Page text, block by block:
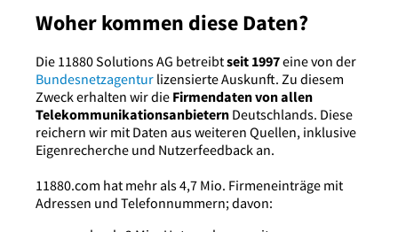
Woher kommen diese Daten?
Die 11880 Solutions AG betreibtseit 1997eine von der
Bundesnetzagentur lizensierte Auskunft. Zu diesem
Zweck erhalten wir die Firmendaten von allen
Telekommunikationsanbietern Deutschlands. Diese
reichern wir mit Daten aus weiteren Quellen, inklusive
Eigenrecherche und Nutzerfeedback an.
11880.com hat mehr als 4,7 Mio. Firmeneinträge mit
Adressen und Telefonnummern; davon: